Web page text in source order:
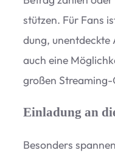
stüt­zen. Für Fans
dung, unent­deckte
auch eine
gro­ßen
Einladung an
Beson­ders